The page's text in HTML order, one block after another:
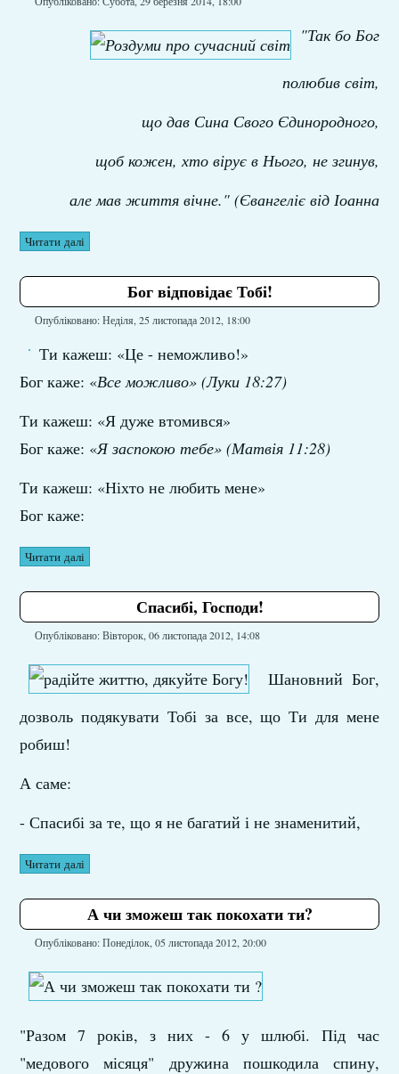
"Так бо Бог
полюбив світ,
що дав Сина Свого Єдинородного,
щоб кожен, хто вірує в Нього, не згинув,
але мав життя вічне." (Євангеліє від Іоанна
Читати далі
Бог відповідає Тобі!
Опубліковано: Неділя, 25 листопада 2012, 18:00
Ти кажеш: «Це - неможливо!»
Бог каже: «Все можливо» (Луки 18:27)
Ти кажеш: «Я дуже втомився»
Бог каже: «Я заспокою тебе» (Матвія 11:28)
Ти кажеш: «Ніхто не любить мене»
Бог каже:
Читати далі
Спасибі, Господи!
Опубліковано: Вівторок, 06 листопада 2012, 14:08
Шановний Бог,
дозволь подякувати Тобі за все, що Ти для мене
робиш!
А саме:
- Спасибі за те, що я не багатий і не знаменитий,
Читати далі
А чи зможеш так покохати ти?
Опубліковано: Понеділок, 05 листопада 2012, 20:00
"Разом 7 років, з них - 6 у шлюбі. Під час
"медового місяця" дружина пошкодила спину,